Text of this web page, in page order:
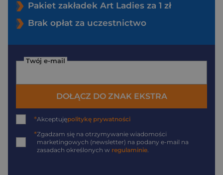
Pakiet zakładek Art Ladies za 1 zł
Brak opłat za uczestnictwo
Twój e-mail
DOŁĄCZ DO ZNAK EKSTRA
*Akceptujępolitykę prywatności
*Zgadzam się na otrzymywanie wiadomości
marketingowych (newsletter) na podany e-mail na
zasadach określonych w regulaminie.